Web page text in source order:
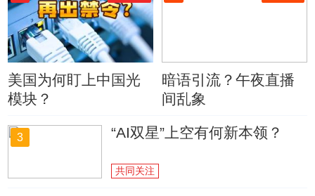
美国为何盯上中国光
模块？
暗语引流？午夜直播
间乱象
3 “AI双星”上空有何新本领？
共同关注